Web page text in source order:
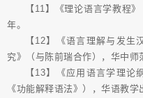
【11】《理论语言学教程
年。
【12】《语言理解与发
究》（与陈前瑞合作），华中师
【13】《应用语言学理
《功能解释语法》），华语教学